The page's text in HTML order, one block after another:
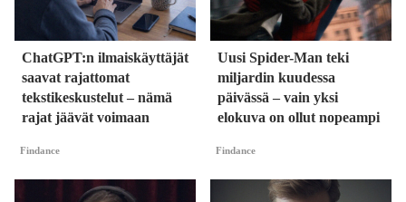
ChatGPT:n ilmaiskäyttäjät
saavat rajattomat
tekstikeskustelut – nämä
rajat jäävät voimaan
Findance
Uusi Spider-Man teki
miljardin kuudessa
päivässä – vain yksi
elokuva on ollut nopeampi
Findance